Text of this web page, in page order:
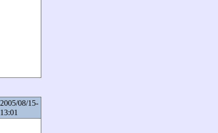
2005/08/15-
13:01